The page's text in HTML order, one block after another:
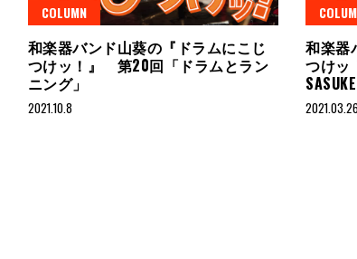
COLUMN
和楽器バンド山葵の『ドラムにこじ
つけッ！』 第20回「ドラムとラン
ニング」
2021.10.8
和楽器
つけッ
SASUKE
2021.03.26